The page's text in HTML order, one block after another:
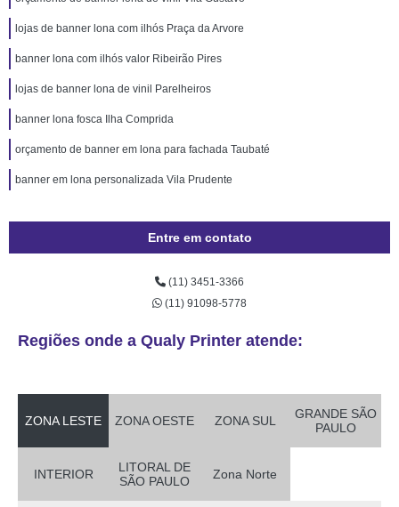
lojas de banner lona com ilhós Praça da Arvore
banner lona com ilhós valor Ribeirão Pires
lojas de banner lona de vinil Parelheiros
banner lona fosca Ilha Comprida
orçamento de banner em lona para fachada Taubaté
banner em lona personalizada Vila Prudente
Entre em contato
(11) 3451-3366
(11) 91098-5778
Regiões onde a Qualy Printer atende:
ZONA LESTE ZONA OESTE ZONA SUL
GRANDE SÃO
PAULO
INTERIOR
LITORAL DE
SÃO PAULO
Zona Norte